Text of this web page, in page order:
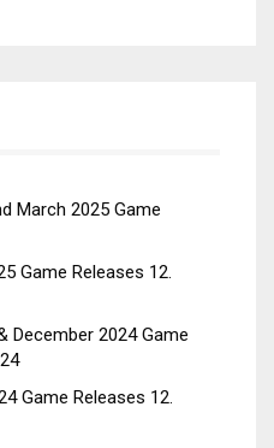
March 2025 Game
Game Releases 12.
December 2024 Game
Game Releases 12.